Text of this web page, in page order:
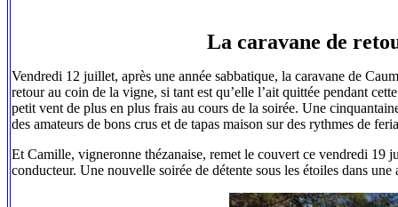
La caravane de
Vendredi 12 juillet, après une année sabbatique, la caravane de
retour au coin de la vigne, si tant est qu’elle l’ait quittée pendant
petit vent de plus en plus frais au cours de la soirée. Une
des amateurs de bons crus et de tapas maison sur des rythmes de
Et Camille, vigneronne thézanaise, remet le couvert ce vendredi 19
conducteur. Une nouvelle soirée de détente sous les étoiles dans